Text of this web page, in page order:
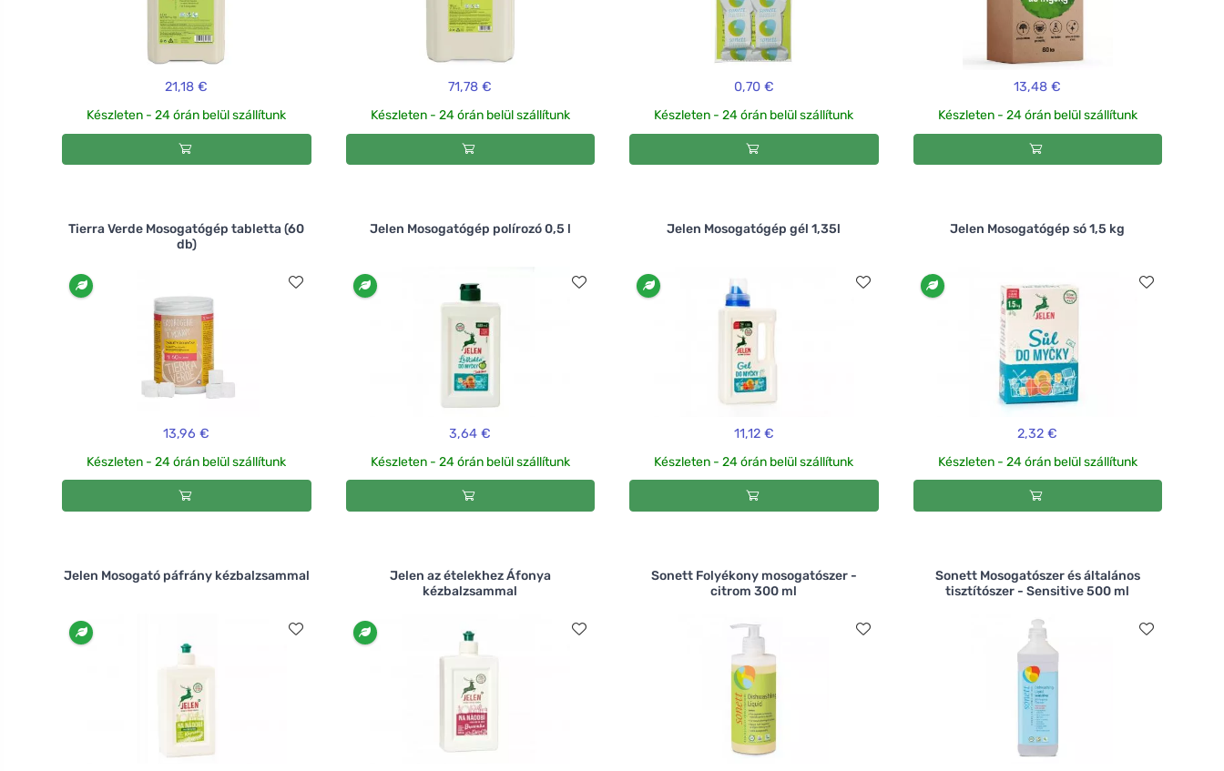
21,18 €
Készleten - 24 órán belül szállítunk
71,78 €
Készleten - 24 órán belül szállítunk
0,70 €
Készleten - 24 órán belül szállítunk
13,48 €
Készleten - 24 órán belül szállítunk
Tierra Verde Mosogatógép tabletta (60
db)
13,96 €
Készleten - 24 órán belül szállítunk
Jelen Mosogatógép polírozó 0,5 l
3,64 €
Készleten - 24 órán belül szállítunk
Jelen Mosogatógép gél 1,35l
11,12 €
Készleten - 24 órán belül szállítunk
Jelen Mosogatógép só 1,5 kg
2,32 €
Készleten - 24 órán belül szállítunk
Jelen Mosogató páfrány kézbalzsammal
Jelen az ételekhez Áfonya
kézbalzsammal
Sonett Folyékony mosogatószer -
citrom 300 ml
Sonett Mosogatószer és általános
tisztítószer - Sensitive 500 ml